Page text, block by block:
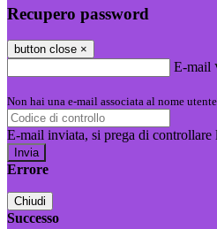
Recupero password
button close ×
E-mail
Non hai una e-mail associata al nome
E-mail inviata, si prega di controllare
Errore
Chiudi
Successo